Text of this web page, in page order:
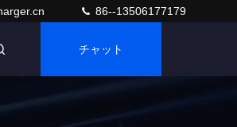
86--13506177179
チャット